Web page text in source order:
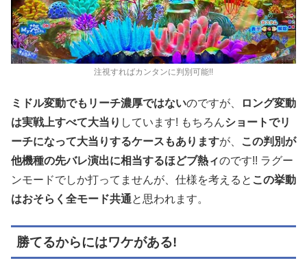
注視すればカンタンに判別可能!!
ミドル変動でもリーチ濃厚ではないのですが、
ロング変動
は実戦上すべて大当り しています! もちろんショートでリ
ーチになって大当りするケースもありますが、
この判別が
他機種の先バレ演出に相当するほどブ熱ィのです!! ラグー
ンモードでしか打ってませんが、仕様を考えると この挙動
はおそらく全モード共通と思われます。
勝てるからにはワケがある!